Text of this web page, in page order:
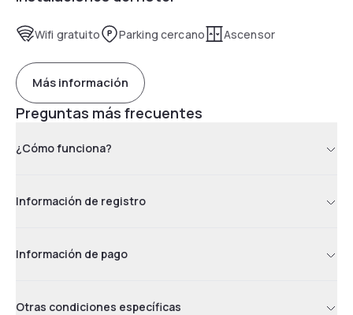
Wifi gratuito Parking cercano Ascensor
Más información
Preguntas más frecuentes
¿Cómo funciona?
Información de registro
Información de pago
Otras condiciones específicas